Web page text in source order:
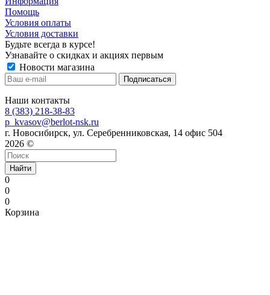
Помощь
Условия оплаты
Условия доставки
Будьте всегда в курсе!
Узнавайте о скидках и акциях первым
Новости магазина
Наши контакты
8 (383) 218-38-83
p_kvasov@berlot-nsk.ru
г. Новосибирск, ул. Серебренниковская, 14 офис 504
2026 ©
Найти
0
0
0
Корзина